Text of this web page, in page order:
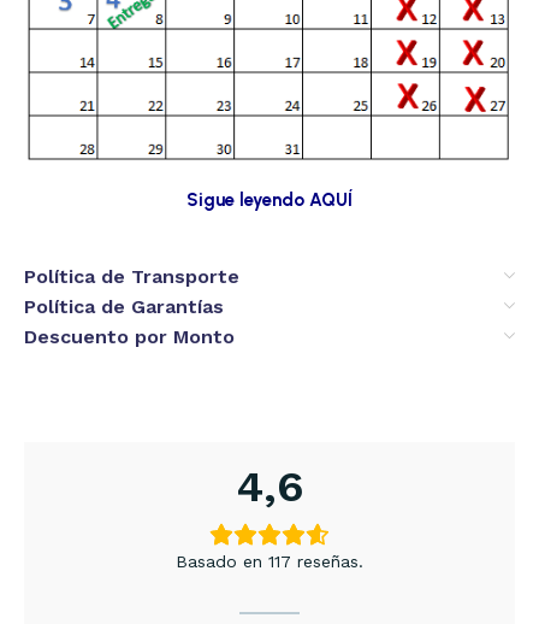
Sigue leyendo AQUÍ
Política de Transporte
Política de Garantías
Descuento por Monto
4,6
Basado en 117 reseñas.